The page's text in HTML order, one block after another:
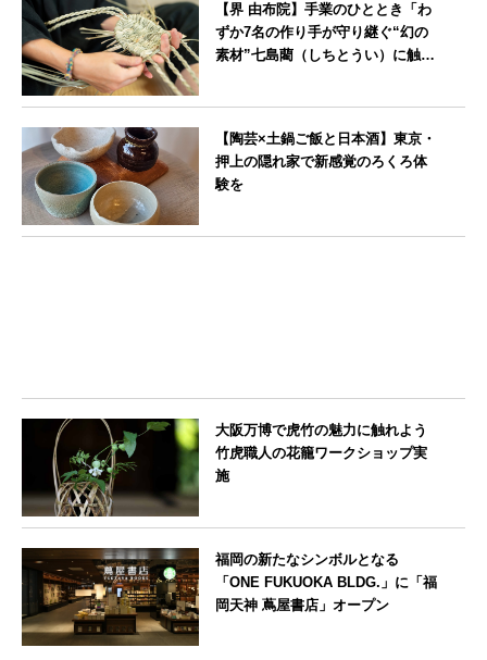
【界 由布院】手業のひととき「わ
ずか7名の作り手が守り継ぐ“幻の
素材”七島藺（しちとうい）に触れ
【陶芸×土鍋ご飯と日本酒】東京・
押上の隠れ家で新感覚のろくろ体
験を
大阪万博で虎竹の魅力に触れよう
竹虎職人の花籠ワークショップ実
施
福岡の新たなシンボルとなる
「ONE FUKUOKA BLDG.」に「福
岡天神 蔦屋書店」オープン